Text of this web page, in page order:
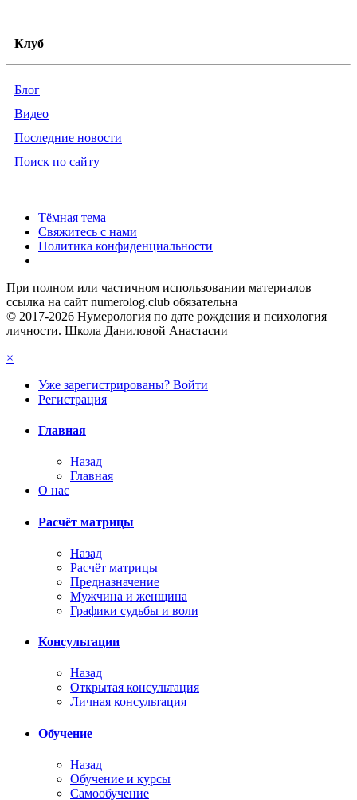
Клуб
Блог
Видео
Последние новости
Поиск по сайту
Тёмная тема
Свяжитесь с нами
Политика конфиденциальности
При полном или частичном использовании материалов
ссылка на сайт numerolog.club обязательна
© 2017-2026 Нумерология по дате рождения и психология
личности. Школа Даниловой Анастасии
×
Уже зарегистрированы? Войти
Регистрация
Главная
Назад
Главная
О нас
Расчёт матрицы
Назад
Расчёт матрицы
Предназначение
Мужчина и женщина
Графики судьбы и воли
Консультации
Назад
Открытая консультация
Личная консультация
Обучение
Назад
Обучение и курсы
Самообучение